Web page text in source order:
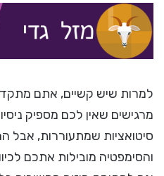
למרות שיש קשיים, אתם
מרגישים שאין לכם מספיק
סיטואציות שמתעוררות, אבל
והסימפטיה מובילות אתכם